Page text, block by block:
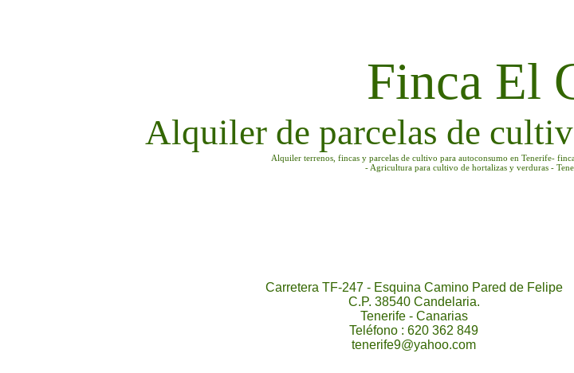
Finca El
Alquiler de parcelas de
Alquiler terrenos, fincas y parcelas de cultivo para autoconsumo en Tenerife-
- Agricultura para cultivo de hortalizas y verduras -
Carretera TF-247 - Esquina Camino Pared de Felipe
C.P. 38540 Candelaria.
Tenerife - Canarias
Teléfono : 620 362 849
tenerife9@yahoo.com